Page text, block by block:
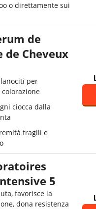
o direttamente sui
de
de Cheveux
per
ciocca dalla
fragili e
5
favorisce la
dona resistenza